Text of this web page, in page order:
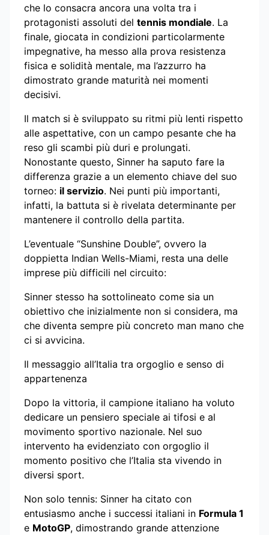
che lo consacra ancora una volta tra i
protagonisti assoluti del tennis mondiale. La
finale, giocata in condizioni particolarmente
impegnative, ha messo alla prova resistenza
fisica e solidità mentale, ma l’azzurro ha
dimostrato grande maturità nei momenti
decisivi.
Il match si è sviluppato su ritmi più lenti rispetto
alle aspettative, con un campo pesante che ha
reso gli scambi più duri e prolungati.
Nonostante questo, Sinner ha saputo fare la
differenza grazie a un elemento chiave del suo
torneo: il servizio. Nei punti più importanti,
infatti, la battuta si è rivelata determinante per
mantenere il controllo della partita.
L’eventuale “Sunshine Double”, ovvero la
doppietta Indian Wells-Miami, resta una delle
imprese più difficili nel circuito:
Sinner stesso ha sottolineato come sia un
obiettivo che inizialmente non si considera, ma
che diventa sempre più concreto man mano che
ci si avvicina.
Il messaggio all’Italia tra orgoglio e senso di
appartenenza
Dopo la vittoria, il campione italiano ha voluto
dedicare un pensiero speciale ai tifosi e al
movimento sportivo nazionale. Nel suo
intervento ha evidenziato con orgoglio il
momento positivo che l’Italia sta vivendo in
diversi sport.
Non solo tennis: Sinner ha citato con
entusiasmo anche i successi italiani in Formula 1
e MotoGP, dimostrando grande attenzione